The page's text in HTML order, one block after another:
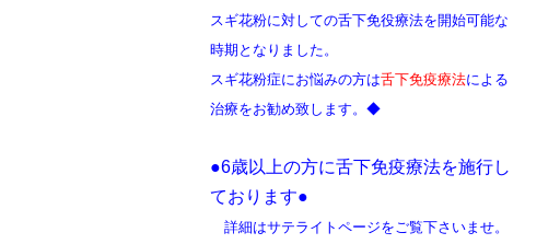
スギ花粉に対しての舌下免役療法を開始可能な
時期となりました。
スギ花粉症にお悩みの方は舌下免疫療法による
治療をお勧め致します。 ◆
●6歳以上の方に舌下免疫療法を施行し
ております●
詳細はサテライトページをご覧下さいませ。